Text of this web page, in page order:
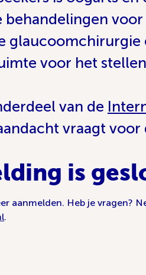
behandelingen
voor het
van de
vraagt voor
is
aanmelden. Heb je vragen?
.